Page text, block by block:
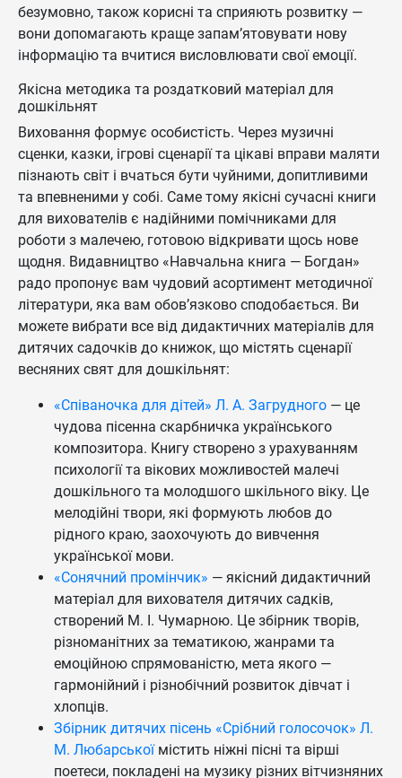
безумовно, також корисні та сприяють розвитку —
вони допомагають краще запам’ятовувати нову
інформацію та вчитися висловлювати свої емоції.
Якісна методика та роздатковий матеріал для
дошкільнят
Виховання формує особистість. Через музичні
сценки, казки, ігрові сценарії та цікаві вправи маляти
пізнають світ і вчаться бути чуйними, допитливими
та впевненими у собі. Саме тому якісні сучасні книги
для вихователів є надійними помічниками для
роботи з малечею, готовою відкривати щось нове
щодня. Видавництво «Навчальна книга — Богдан»
радо пропонує вам чудовий асортимент методичної
літератури, яка вам обов’язково сподобається. Ви
можете вибрати все від дидактичних матеріалів для
дитячих садочків до книжок, що містять сценарії
весняних свят для дошкільнят:
«Співаночка для дітей» Л. А. Загрудного — це
чудова пісенна скарбничка українського
композитора. Книгу створено з урахуванням
психології та вікових можливостей малечі
дошкільного та молодшого шкільного віку. Це
мелодійні твори, які формують любов до
рідного краю, заохочують до вивчення
української мови.
«Сонячний промінчик» — якісний дидактичний
матеріал для вихователя дитячих садків,
створений М. І. Чумарною. Це збірник творів,
різноманітних за тематикою, жанрами та
емоційною спрямованістю, мета якого —
гармонійний і різнобічний розвиток дівчат і
хлопців.
Збірник дитячих пісень «Срібний голосочок» Л.
М. Любарськоїмістить ніжні пісні та вірші
поетеси, покладені на музику різних вітчизняних